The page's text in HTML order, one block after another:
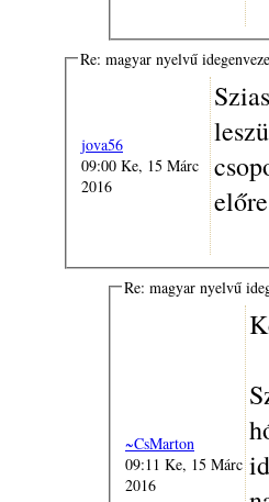
Re: magyar nyelvű
jova56
09:00 Ke, 15 Márc
2016
Re: magyar nyelvű
~CsMarton
09:11 Ke, 15 Márc
2016